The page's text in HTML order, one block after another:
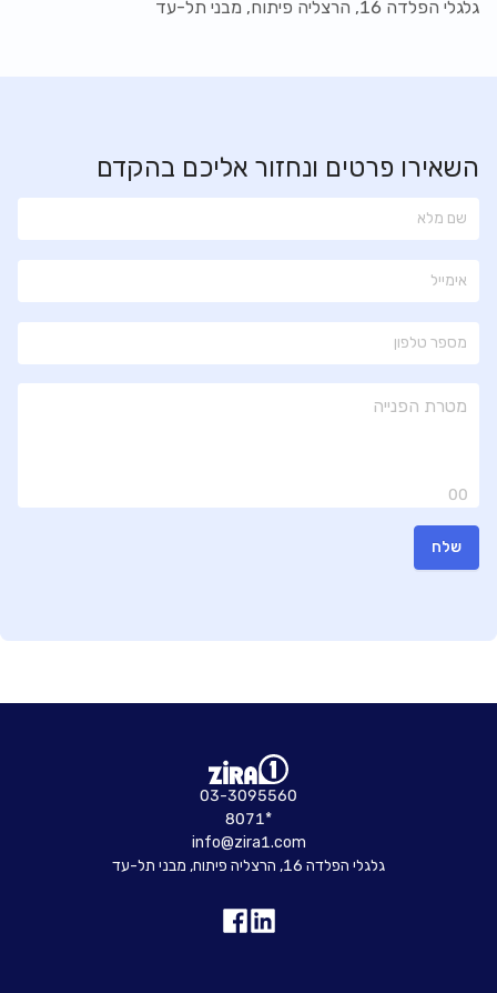
גלגלי הפלדה 16, הרצליה פיתוח, מבני תל-עד
השאירו פרטים ונחזור אליכם בהקדם
00
שלח
03-3095560
8071*
info@zira1.com
גלגלי הפלדה 16, הרצליה פיתוח, מבני תל-עד